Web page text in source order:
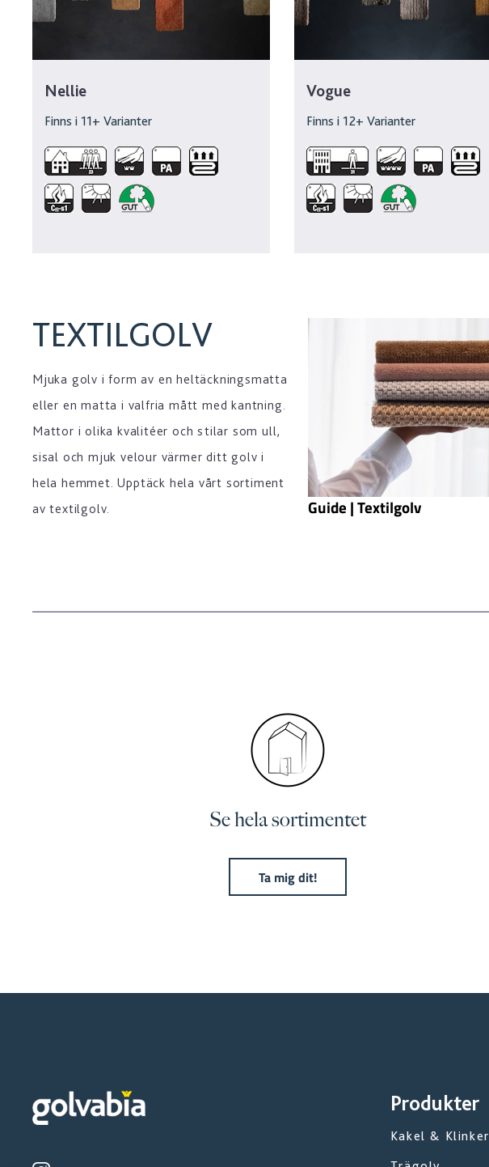
Nellie
Finns i 11+ Varianter
Vogue
Finns i 12+ Varianter
TEXTILGOLV
Mjuka golv i form av en heltäckningsmatta
eller en matta i valfria mått med kantning.
Mattor i olika kvalitéer och stilar som ull,
sisal och mjuk velour värmer ditt golv i
hela hemmet. Upptäck hela vårt sortiment
av textilgolv.
Guide | Textilgolv
Se hela sortimentet
Ta mig dit!
Produkter
Kakel & Klinker